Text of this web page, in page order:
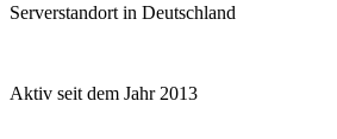
Serverstandort in Deutschland
Aktiv seit dem Jahr 2013